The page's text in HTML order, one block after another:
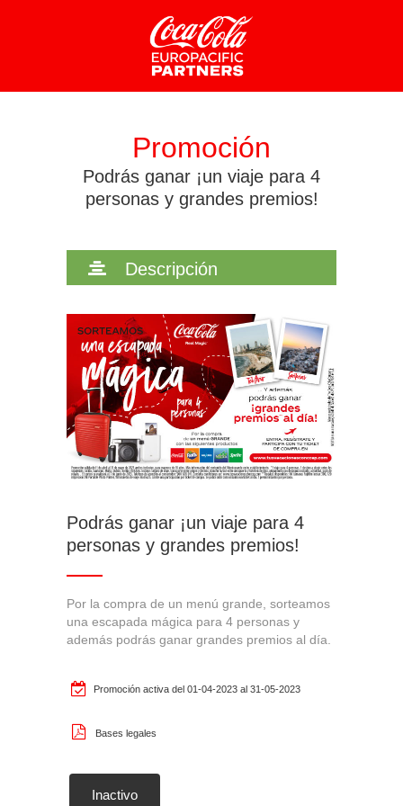
Promoción
Podrás ganar ¡un viaje para 4
personas y grandes premios!
Descripción
Podrás ganar ¡un viaje para 4
personas y grandes premios!
Por la compra de un menú grande, sorteamos
una escapada mágica para 4 personas y
además podrás ganar grandes premios al día.
Promoción activa del 01-04-2023 al 31-05-2023
Bases legales
Inactivo
HABILITAR TODO RECHAZAR TODO
Estas cookies son necesarias para que el sitio web
funcione y no se pueden desactivar en nuestros sistemas.
sobre estas cookies, pero alguna áreas del sitio no
funcionarán. Estas cookies no almacenan ninguna
información de identificación personal.
Cookies Utilizadas:
FUNCCONFPROMOCIONES
Estas cookies nos permiten contar las visitas y fuentes de
tráfico para poder evaluar el rendimiento de nuestro sitio y
mejorarlo. Nos ayudan a saber qué páginas son las más o
menos visitadas, y cómo los visitantes navegan por el sitio.
Toda la información que recogen estas cookies es
agregada y, por lo tanto, es anónima.
Cookies Utilizadas:
Las cookies indicadas son titularidad de Google, Inc. Puedes